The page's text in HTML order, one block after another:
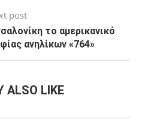
post
το αμερικανικό
ανηλίκων «764»
ALSO LIKE